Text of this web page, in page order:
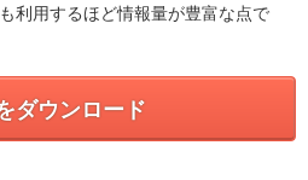
利用するほど情報量が豊富な点で
ダウンロード